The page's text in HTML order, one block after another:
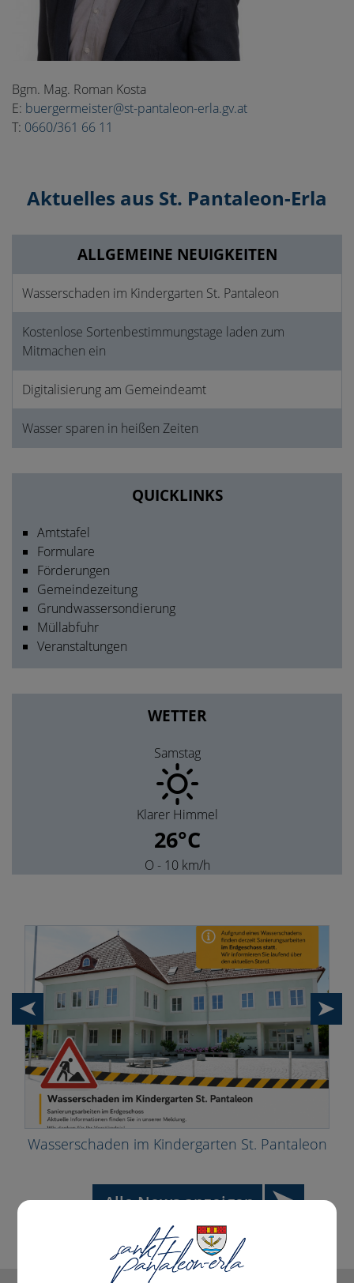
Bgm. Mag. Roman Kosta
E: buergermeister@st-pantaleon-erla.gv.at
T: 0660/361 66 11
Aktuelles aus St. Pantaleon-Erla
ALLGEMEINE NEUIGKEITEN
Wasserschaden im Kindergarten St. Pantaleon
Kostenlose Sortenbestimmungstage laden zum
Mitmachen ein
Digitalisierung am Gemeindeamt
Wasser sparen in heißen Zeiten
QUICKLINKS
Amtstafel
Formulare
Förderungen
Gemeindezeitung
Grundwassersondierung
Müllabfuhr
Veranstaltungen
WETTER
Samstag
Klarer Himmel
26°C
O - 10 km/h
Wasserschaden im Kindergarten St. Pantaleon
Alle News anzeigen